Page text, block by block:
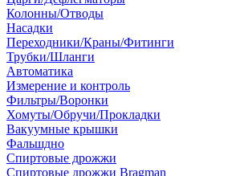
Колонны/Отводы
Насадки
Переходники/Краны/Фитинги
Трубки/Шланги
Автоматика
Измерение и контроль
Фильтры/Воронки
Хомуты/Обручи/Прокладки
Вакуумные крышки
Фальшдно
Спиртовые дрожжи
Спиртовые дрожжи Bragman